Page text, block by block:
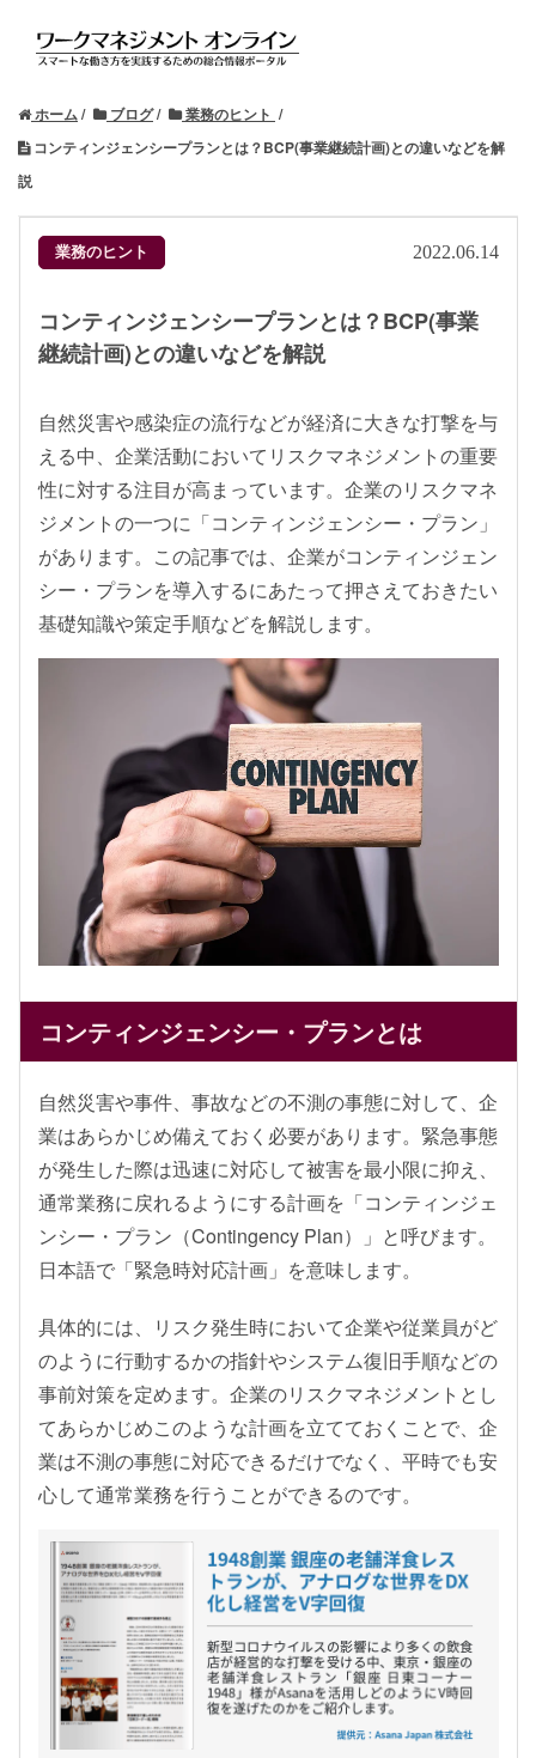
ホーム ブログ
業務のヒント
コンティンジェンシープランとは？BCP(事業継続計画)との違いなどを解
説
業務のヒント 2022.06.14
コンティンジェンシープランとは？BCP(事業
継続計画)との違いなどを解説
自然災害や感染症の流行などが経済に大きな打撃を与
える中、企業活動においてリスクマネジメントの重要
性に対する注目が高まっています。企業のリスクマネ
ジメントの一つに「コンティンジェンシー・プラン」
があります。この記事では、企業がコンティンジェン
シー・プランを導入するにあたって押さえておきたい
基礎知識や策定手順などを解説します。
コンティンジェンシー・プランとは
自然災害や事件、事故などの不測の事態に対して、企
業はあらかじめ備えておく必要があります。緊急事態
が発生した際は迅速に対応して被害を最小限に抑え、
通常業務に戻れるようにする計画を「コンティンジェ
ンシー・プラン（Contingency Plan）」と呼びます。
日本語で「緊急時対応計画」を意味します。
具体的には、リスク発生時において企業や従業員がど
のように行動するかの指針やシステム復旧手順などの
事前対策を定めます。企業のリスクマネジメントとし
てあらかじめこのような計画を立てておくことで、企
業は不測の事態に対応できるだけでなく、平時でも安
心して通常業務を行うことができるのです。